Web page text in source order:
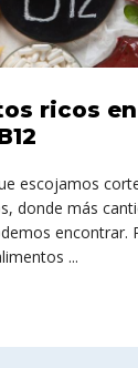
ricos en
escojamos
donde más
encontrar.
...